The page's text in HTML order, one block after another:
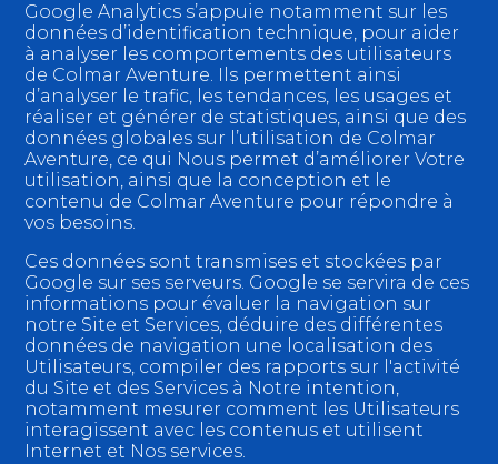
Google Analytics s’appuie notamment sur les
données d’identification technique, pour aider
à analyser les comportements des utilisateurs
de Colmar Aventure. Ils permettent ainsi
d’analyser le trafic, les tendances, les usages et
réaliser et générer de statistiques, ainsi que des
données globales sur l’utilisation de Colmar
Aventure, ce qui Nous permet d’améliorer Votre
utilisation, ainsi que la conception et le
contenu de Colmar Aventure pour répondre à
vos besoins.
Ces données sont transmises et stockées par
Google sur ses serveurs. Google se servira de ces
informations pour évaluer la navigation sur
notre Site et Services, déduire des différentes
données de navigation une localisation des
Utilisateurs, compiler des rapports sur l'activité
du Site et des Services à Notre intention,
notamment mesurer comment les Utilisateurs
interagissent avec les contenus et utilisent
Internet et Nos services.